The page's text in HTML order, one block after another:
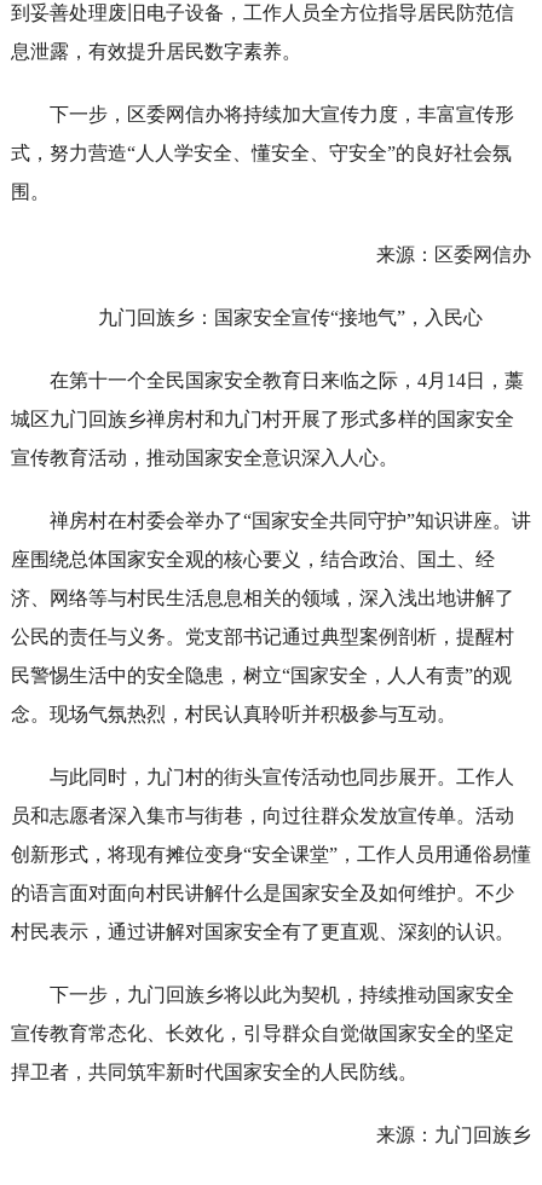
到妥善处理废旧电子设备，工作人员全方位指导居民防范信
息泄露，有效提升居民数字素养。
下一步，区委网信办将持续加大宣传力度，丰富宣传形
式，努力营造“人人学安全、懂安全、守安全”的良好社会氛
围。
来源：区委网信办
九门回族乡：国家安全宣传“接地气”，入民心
在第十一个全民国家安全教育日来临之际，4月14日，藁
城区九门回族乡禅房村和九门村开展了形式多样的国家安全
宣传教育活动，推动国家安全意识深入人心。
禅房村在村委会举办了“国家安全共同守护”知识讲座。讲
座围绕总体国家安全观的核心要义，结合政治、国土、经
济、网络等与村民生活息息相关的领域，深入浅出地讲解了
公民的责任与义务。党支部书记通过典型案例剖析，提醒村
民警惕生活中的安全隐患，树立“国家安全，人人有责”的观
念。现场气氛热烈，村民认真聆听并积极参与互动。
与此同时，九门村的街头宣传活动也同步展开。工作人
员和志愿者深入集市与街巷，向过往群众发放宣传单。活动
创新形式，将现有摊位变身“安全课堂”，工作人员用通俗易懂
的语言面对面向村民讲解什么是国家安全及如何维护。不少
村民表示，通过讲解对国家安全有了更直观、深刻的认识。
下一步，九门回族乡将以此为契机，持续推动国家安全
宣传教育常态化、长效化，引导群众自觉做国家安全的坚定
捍卫者，共同筑牢新时代国家安全的人民防线。
来源：九门回族乡